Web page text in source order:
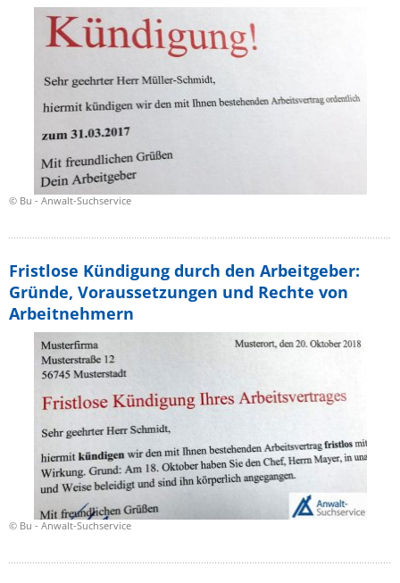
© Bu - Anwalt-Suchservice
© Bu - Anwalt-Suchservice
Fristlose Kündigung durch den Arbeitgeber:
Gründe, Voraussetzungen und Rechte von
Arbeitnehmern